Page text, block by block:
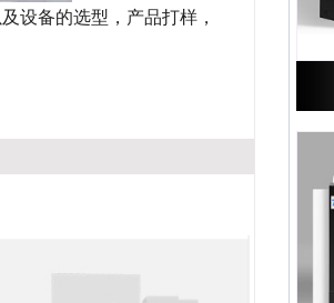
设备的选型，产品打样，